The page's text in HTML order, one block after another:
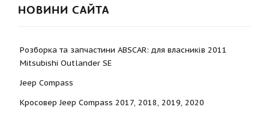
НОВИНИ САЙТА
Розборка та запчастини ABSCAR: для власників 2011
Mitsubishi Outlander SE
Jeep Compass
Кросовер Jeep Compass 2017, 2018, 2019, 2020